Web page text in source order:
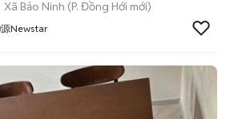
Xã Bảo Ninh (P. Đồng Hới mới)
源Newstar